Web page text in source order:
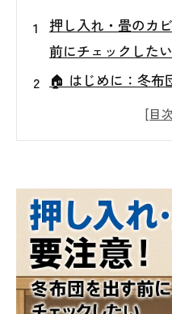
押し入れ・畳のカ
前にチェックした
🏠 はじめに：冬布
れ」と「畳」をチ
🌫️ 押し入れのカビ
🔬 カビの「見える
空気質測定の重要性
🧘‍♀️ 冬を快適に迎
☎️ 手に負えないカ
ＩＳＴ工法®カビバ